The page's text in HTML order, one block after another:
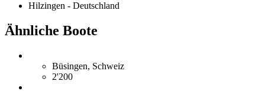
Hilzingen - Deutschland
Ähnliche Boote
Büsingen, Schweiz
2'200